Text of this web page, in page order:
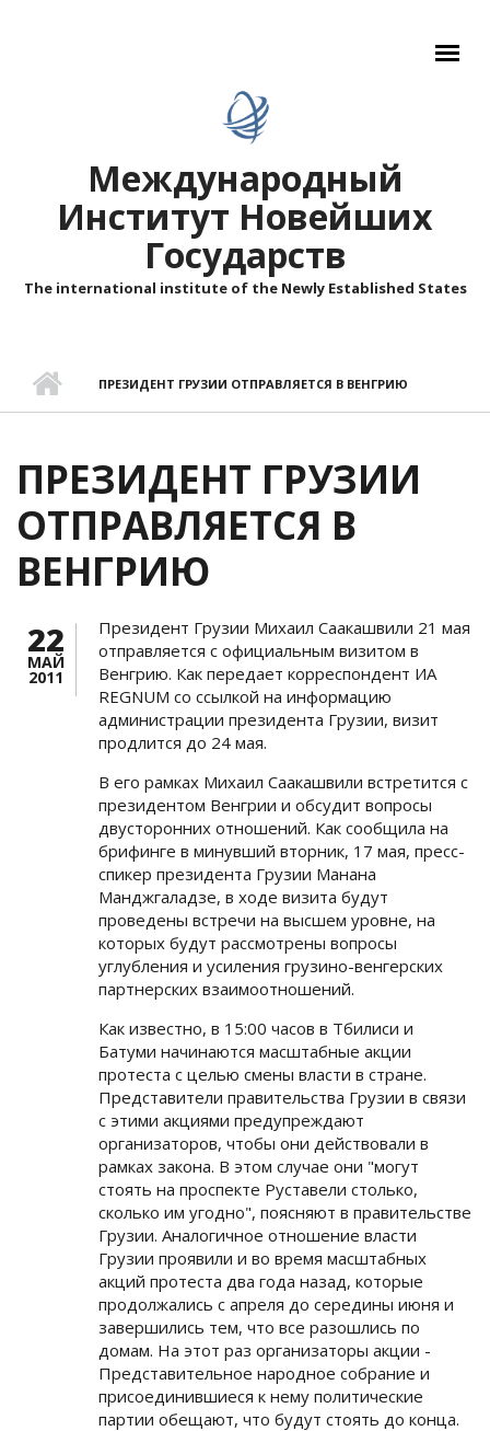
Международный
Институт Новейших
Государств
The international institute of the Newly Established States
ПРЕЗИДЕНТ ГРУЗИИ ОТПРАВЛЯЕТСЯ В ВЕНГРИЮ
ПРЕЗИДЕНТ ГРУЗИИ
ОТПРАВЛЯЕТСЯ В
ВЕНГРИЮ
22
МАЙ
2011
Президент Грузии Михаил Саакашвили 21 мая
отправляется с официальным визитом в
Венгрию. Как передает корреспондент ИА
REGNUM со ссылкой на информацию
администрации президента Грузии, визит
продлится до 24 мая.
В его рамках Михаил Саакашвили встретится с
президентом Венгрии и обсудит вопросы
двусторонних отношений. Как сообщила на
брифинге в минувший вторник, 17 мая, пресс-
спикер президента Грузии Манана
Манджгаладзе, в ходе визита будут
проведены встречи на высшем уровне, на
которых будут рассмотрены вопросы
углубления и усиления грузино-венгерских
партнерских взаимоотношений.
Как известно, в 15:00 часов в Тбилиси и
Батуми начинаются масштабные акции
протеста с целью смены власти в стране.
Представители правительства Грузии в связи
с этими акциями предупреждают
организаторов, чтобы они действовали в
рамках закона. В этом случае они "могут
стоять на проспекте Руставели столько,
сколько им угодно", поясняют в правительстве
Грузии. Аналогичное отношение власти
Грузии проявили и во время масштабных
акций протеста два года назад, которые
продолжались с апреля до середины июня и
завершились тем, что все разошлись по
домам. На этот раз организаторы акции -
Представительное народное собрание и
присоединившиеся к нему политические
партии обещают, что будут стоять до конца.